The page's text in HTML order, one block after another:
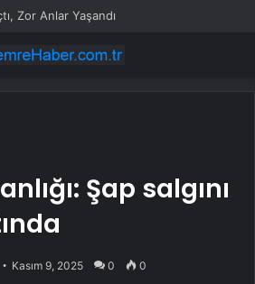
Zor Anlar Yaşandı
Şap salgını
Kasım 9, 2025 0 0